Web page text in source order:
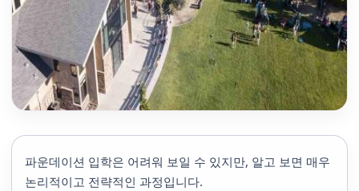
파운데이션 입학은 어려워 보일 수 있지만, 알고 보면 매우
논리적이고 전략적인 과정입니다.